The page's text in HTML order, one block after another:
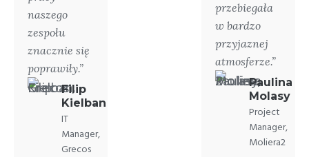
naszego
zespołu
znacznie się
poprawiły.”
Filip
Kielban
IT
Manager,
Grecos
przebiegała
w bardzo
przyjaznej
atmosferze.”
Paulina
Molasy
Project
Manager,
Moliera2